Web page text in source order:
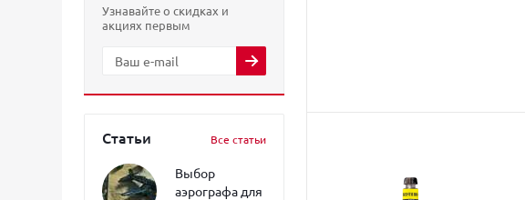
Узнавайте о скидках и
акциях первым
Статьи Все статьи
Выбор
аэрографа для